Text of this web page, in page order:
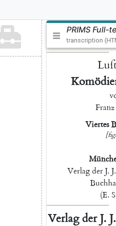
PRIMS Full-
transcription
Franz
Viertes
Verlag der J. J.
(E.
Verlag der J. J.